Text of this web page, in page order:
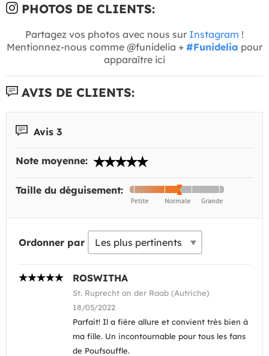
PHOTOS DE CLIENTS:
Partagez vos photos avec nous sur Instagram !
Mentionnez-nous comme @funidelia + #Funidelia pour
apparaître ici
AVIS DE CLIENTS:
Avis 3
Note moyenne:
Taille du déguisement:
Ordonner par
ROSWITHA
St. Ruprecht an der Raab (Autriche)
18/05/2022
Parfait! Il a fière allure et convient très bien à
ma fille. Un incontournable pour tous les fans
de Poufsouffle.